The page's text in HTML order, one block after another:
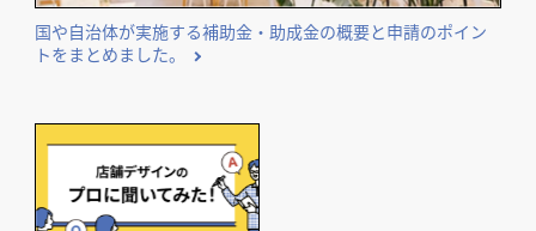
国や自治体が実施する補助金・助成金の概要と申請のポイン
トをまとめました。